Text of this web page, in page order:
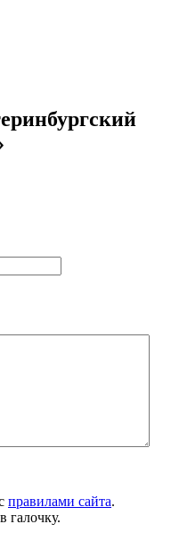
правилами сайта.
галочку.